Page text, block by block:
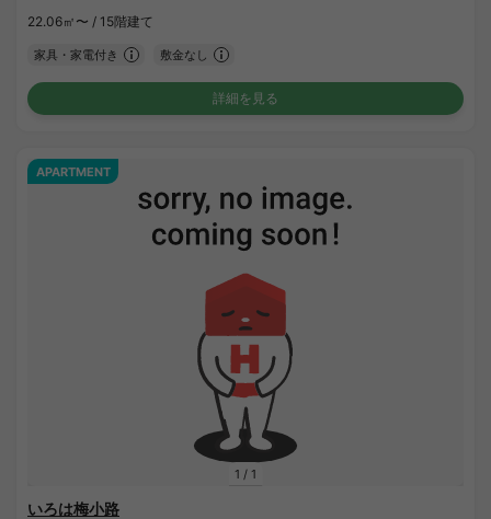
22.06㎡〜 / 15階建て
家具・家電付き 敷金なし
詳細を見る
1 / 1
APARTMENT
いろは梅小路